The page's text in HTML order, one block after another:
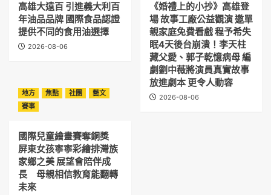
高雄大遠百 引進義大利百
年油品品牌 國際食品認證
提供不同的食用油選擇
2026-08-06
《婚禮上的小抄》高雄登
場 故事工廠公益觀演 邀單
親家庭免費看戲 程予希失
眠4天後台崩潰！李天柱
藏父愛、郭子乾憶病母 編
劇劉中薇將演員真實故事
放進劇本 更令人動容
2026-08-06
地方 焦點 社團
藝文
賽事
國際兒童繪畫賽奪銅獎
屏東女孩寧寧彩繪排灣族
家鄉之美 展望會陪伴成
長 母親相信教育能翻轉
未來